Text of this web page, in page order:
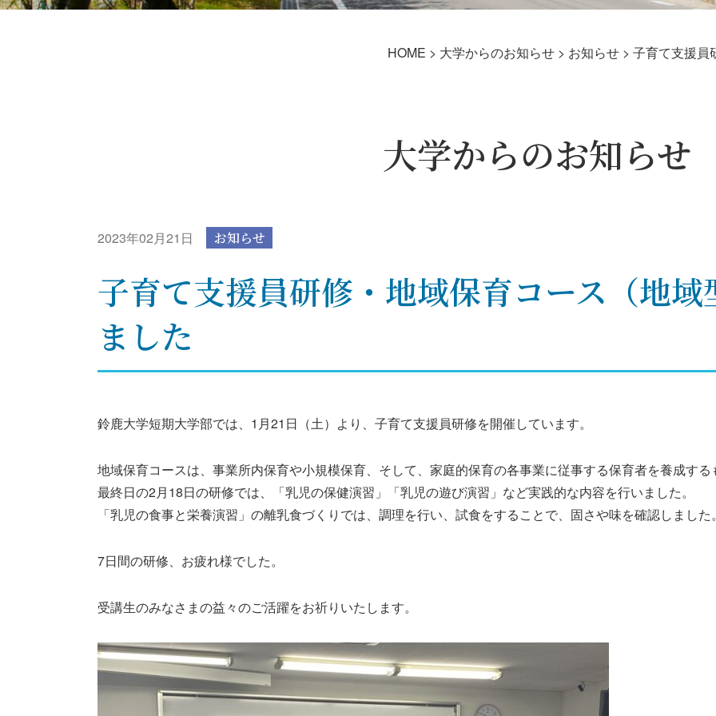
HOME > 大学からのお知らせ > お知らせ > 子育て支援員
大学からのお知らせ
2023年02月21日 お知らせ
子育て支援員研修・地域保育コース（地
ました
鈴鹿大学短期大学部では、1月21日（土）より、子育て支援員研修を開催しています。
地域保育コースは、事業所内保育や小規模保育、そして、家庭的保育の各事業に従事する保育者を養成する
最終日の2月18日の研修では、「乳児の保健演習」「乳児の遊び演習」など実践的な内容を行いました。
「乳児の食事と栄養演習」の離乳食づくりでは、調理を行い、試食をすることで、固さや味を確認しました。
7日間の研修、お疲れ様でした。
受講生のみなさまの益々のご活躍をお祈りいたします。